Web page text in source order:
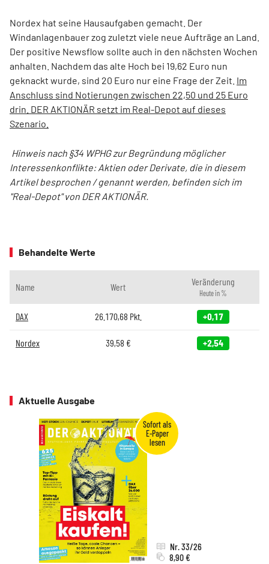
Nordex hat seine Hausaufgaben gemacht. Der
Windanlagenbauer zog zuletzt viele neue Aufträge an Land.
Der positive Newsflow sollte auch in den nächsten Wochen
anhalten. Nachdem das alte Hoch bei 19,62 Euro nun
geknackt wurde, sind 20 Euro nur eine Frage der Zeit. Im
Anschluss sind Notierungen zwischen 22,50 und 25 Euro
drin. DER AKTIONÄR setzt im Real-Depot auf dieses
Szenario.
Hinweis nach §34 WPHG zur Begründung möglicher
Interessenkonflikte: Aktien oder Derivate, die in diesem
Artikel besprochen / genannt werden, befinden sich im
"Real-Depot" von DER AKTIONÄR.
Behandelte Werte
Name Wert Veränderung
Heute in %
DAX 26.170,68 Pkt. +0,17
Nordex 39,58 € +2,54
Aktuelle Ausgabe
Nr. 33/26
8,90 €